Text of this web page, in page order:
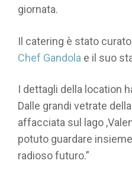
giornata.
Il catering è stato
Chef Gandola e il suo
I dettagli della location
Dalle grandi vetrate
affacciata sul lago
potuto guardare
radioso futuro.”